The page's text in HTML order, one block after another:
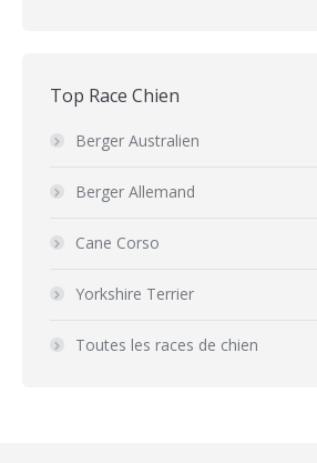
Top Race Chien
Berger Australien
Berger Allemand
Cane Corso
Yorkshire Terrier
Toutes les races de chien